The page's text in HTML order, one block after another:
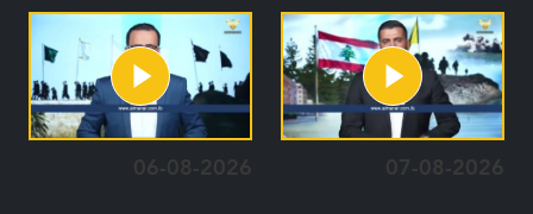
07-08-2026
06-08-2026